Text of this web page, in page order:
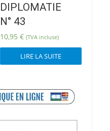
DIPLOMATIE
N° 43
10,95 € (TVA incluse)
LIRE LA SUITE